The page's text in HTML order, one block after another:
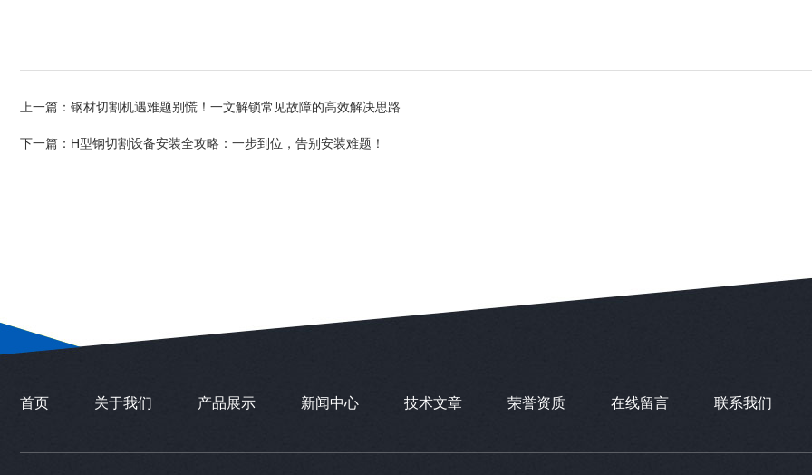
上一篇： 钢材切割机遇难题别慌！一文解锁常见故障的高效解决思路
下一篇： H型钢切割设备安装全攻略：一步到位，告别安装难题！
首页 关于我们 产品展示 新闻中心 技术文章 荣誉资质 在线留言 联系我们